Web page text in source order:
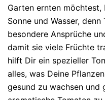
Garten ernten möchtest,
Sonne und Wasser,
besondere Ansprüche
damit sie viele Früchte
hilft Dir ein spezieller
alles, was Deine
gesund zu wachsen